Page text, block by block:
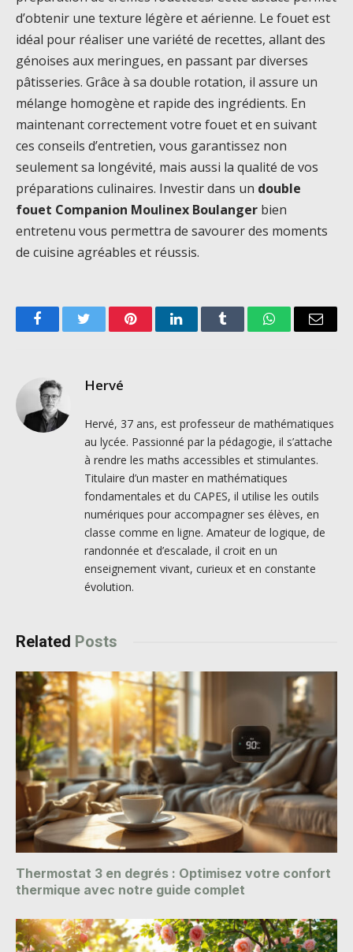
d’obtenir une texture légère et aérienne. Le fouet est
idéal pour réaliser une variété de recettes, allant des
génoises aux meringues, en passant par diverses
pâtisseries. Grâce à sa double rotation, il assure un
mélange homogène et rapide des ingrédients. En
maintenant correctement votre fouet et en suivant
ces conseils d’entretien, vous garantissez non
seulement sa longévité, mais aussi la qualité de vos
préparations culinaires. Investir dans un double
fouet Companion Moulinex Boulanger bien
entretenu vous permettra de savourer des moments
de cuisine agréables et réussis.
FacebookTwitter PinterestLinkedInTumblr WhatsAppEmail
Hervé
Hervé, 37 ans, est professeur de mathématiques
au lycée. Passionné par la pédagogie, il s’attache
à rendre les maths accessibles et stimulantes.
Titulaire d’un master en mathématiques
fondamentales et du CAPES, il utilise les outils
numériques pour accompagner ses élèves, en
classe comme en ligne. Amateur de logique, de
randonnée et d’escalade, il croit en un
enseignement vivant, curieux et en constante
évolution.
Related Posts
Thermostat 3 en degrés : Optimisez votre confort
thermique avec notre guide complet